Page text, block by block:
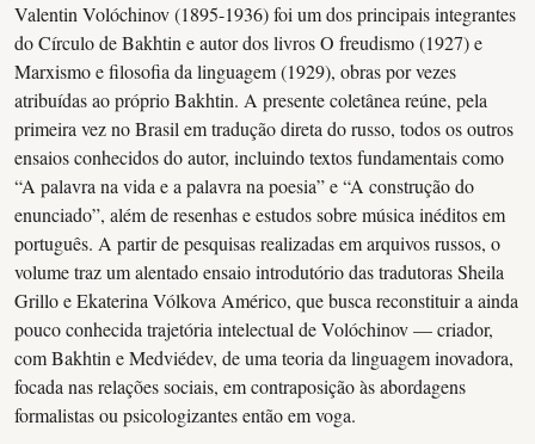
Valentin Volóchinov (1895-1936) foi um dos principais integrantes
do Círculo de Bakhtin e autor dos livros O freudismo (1927) e
Marxismo e filosofia da linguagem (1929), obras por vezes
atribuídas ao próprio Bakhtin. A presente coletânea reúne, pela
primeira vez no Brasil em tradução direta do russo, todos os outros
ensaios conhecidos do autor, incluindo textos fundamentais como
“A palavra na vida e a palavra na poesia” e “A construção do
enunciado”, além de resenhas e estudos sobre música inéditos em
português. A partir de pesquisas realizadas em arquivos russos, o
volume traz um alentado ensaio introdutório das tradutoras Sheila
Grillo e Ekaterina Vólkova Américo, que busca reconstituir a ainda
pouco conhecida trajetória intelectual de Volóchinov — criador,
com Bakhtin e Medviédev, de uma teoria da linguagem inovadora,
focada nas relações sociais, em contraposição às abordagens
formalistas ou psicologizantes então em voga.